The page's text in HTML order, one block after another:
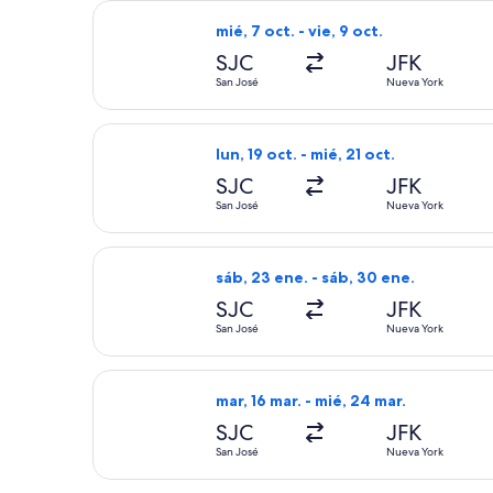
mié, 7 oct. - vie, 9 oct.
SJC
San José
JFK
Nueva York
Seleccionar vuelo de Delta, con
lun, 19 oct. - mié, 21 oct.
SJC
San José
JFK
Nueva York
Seleccionar vuelo de Alaska
sáb, 23 ene. - sáb, 30 ene.
SJC
San José
JFK
Nueva York
Seleccionar vuelo de Alaska
mar, 16 mar. - mié, 24 mar.
SJC
San José
JFK
Nueva York
Seleccionar vuelo de Alaska